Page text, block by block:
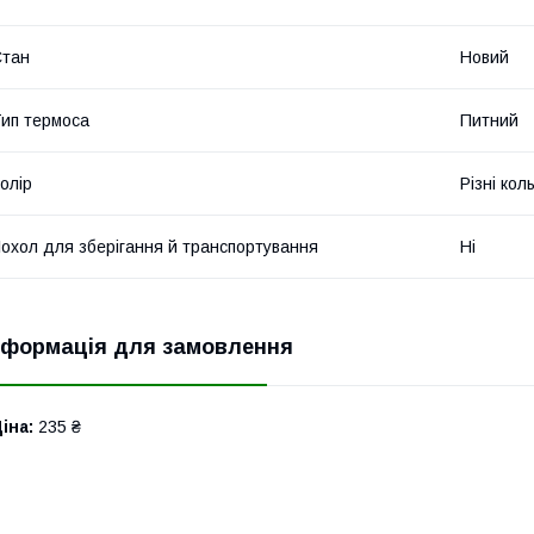
Новий
термоса Питний
Різні
для зберігання й транспортування Ні
для замовлення
235 ₴